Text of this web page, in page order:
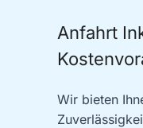
Anfahrt
Wir bieten